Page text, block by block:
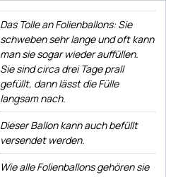
Das Tolle an Folienballons: Sie
schweben sehr lange und oft kann
man sie sogar wieder auffüllen.
Sie sind circa drei Tage prall
gefüllt, dann lässt die Fülle
langsam nach.
Dieser Ballon kann auch befüllt
versendet werden.
Wie alle Folienballons gehören sie